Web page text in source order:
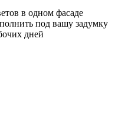
в одном фасаде
под вашу задумку
дней